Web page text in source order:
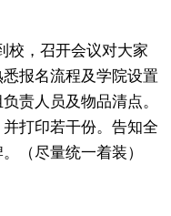
，召开会议对大家
报名流程及学院设置
责人员及物品清点。
打印若干份。告知全
（尽量统一着装）